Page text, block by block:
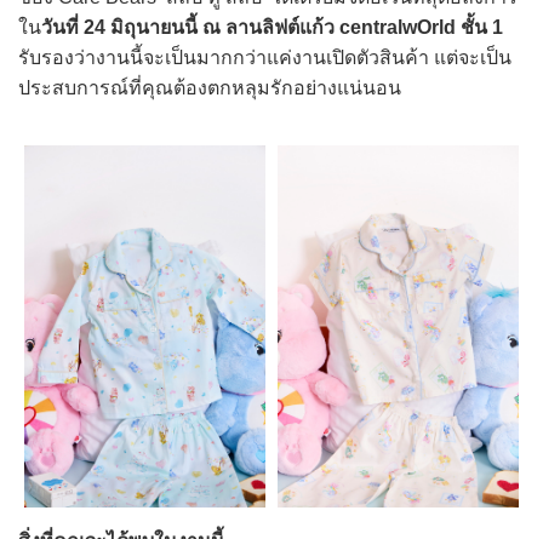
ในวันที่ 24 มิถุนายนนี้ ณ ลานลิฟต์แก้ว centralwOrld ชั้น 1
รับรองว่างานนี้จะเป็นมากกว่าแค่งานเปิดตัวสินค้า แต่จะเป็น
ประสบการณ์ที่คุณต้องตกหลุมรักอย่างแน่นอน